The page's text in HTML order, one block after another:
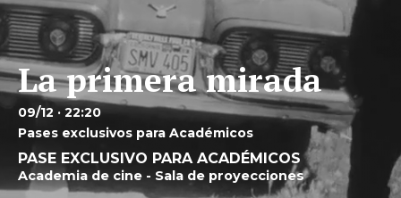
La primera mirada
09/12 · 22:20
Pases exclusivos para Académicos
PASE EXCLUSIVO PARA ACADÉMICOS
Academia de cine - Sala de proyecciones